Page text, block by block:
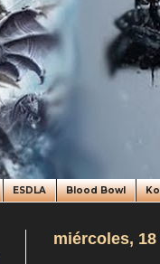
ESDLA Blood Bowl
miércoles,